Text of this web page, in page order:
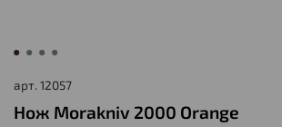
арт. 12057
Нож Morakniv 2000 Orange